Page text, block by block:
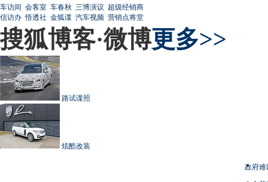
车访间 会客室 车春秋 三博演议 超级经销商
信访办 悟透社 金狐谍 汽车视频 营销点将堂
搜狐博客·微博更多>>
路试谍照
炫酷改装
政府难